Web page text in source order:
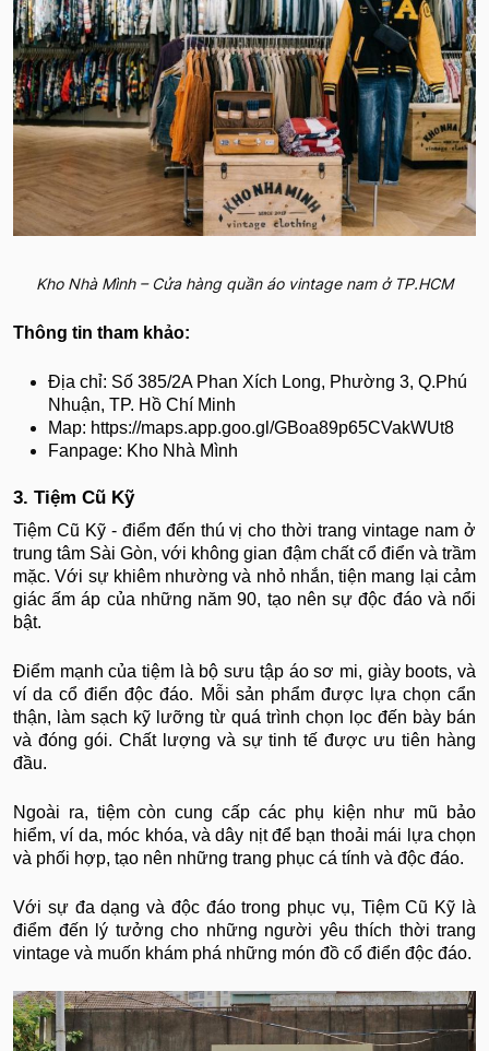
Kho Nhà Mình – Cửa hàng quần áo vintage nam ở TP.HCM
Thông tin tham khảo:
Địa chỉ: Số 385/2A Phan Xích Long, Phường 3, Q.Phú
Nhuận, TP. Hồ Chí Minh
Map: https://maps.app.goo.gl/GBoa89p65CVakWUt8
Fanpage: Kho Nhà Mình
3. Tiệm Cũ Kỹ
Tiệm Cũ Kỹ - điểm đến thú vị cho thời trang vintage nam ở
trung tâm Sài Gòn, với không gian đậm chất cổ điển và trầm
mặc. Với sự khiêm nhường và nhỏ nhắn, tiện mang lại cảm
giác ấm áp của những năm 90, tạo nên sự độc đáo và nổi
bật.
Điểm mạnh của tiệm là bộ sưu tập áo sơ mi, giày boots, và
ví da cổ điển độc đáo. Mỗi sản phẩm được lựa chọn cẩn
thận, làm sạch kỹ lưỡng từ quá trình chọn lọc đến bày bán
và đóng gói. Chất lượng và sự tinh tế được ưu tiên hàng
đầu.
Ngoài ra, tiệm còn cung cấp các phụ kiện như mũ bảo
hiểm, ví da, móc khóa, và dây nịt để bạn thoải mái lựa chọn
và phối hợp, tạo nên những trang phục cá tính và độc đáo.
Với sự đa dạng và độc đáo trong phục vụ, Tiệm Cũ Kỹ là
điểm đến lý tưởng cho những người yêu thích thời trang
vintage và muốn khám phá những món đồ cổ điển độc đáo.